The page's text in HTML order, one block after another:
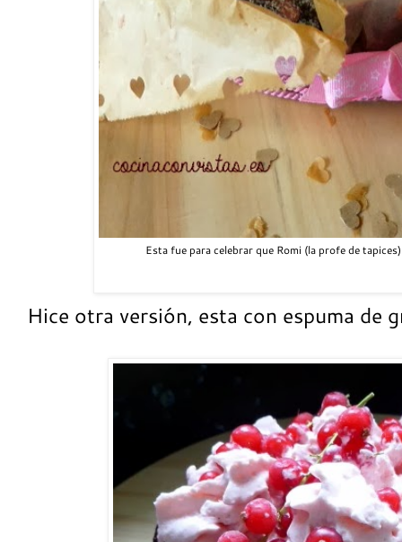
Esta fue para celebrar que Romi (la profe de
Hice otra versión, esta con espuma de